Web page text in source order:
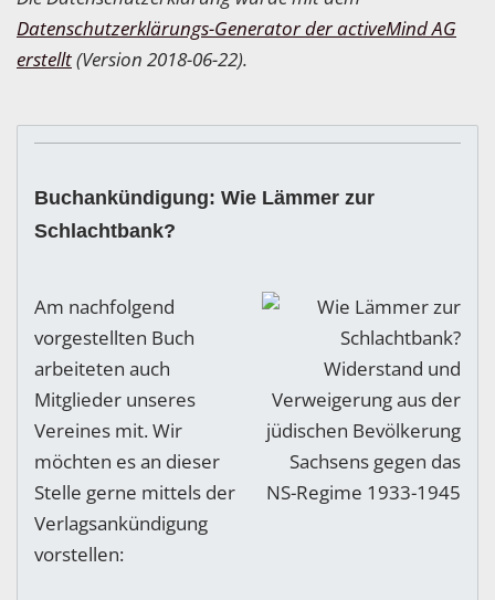
Datenschutzerklärungs-Generator der activeMind AG
erstellt(Version 2018-06-22).
Buchankündigung: Wie Lämmer zur
Schlachtbank?
Am nachfolgend
vorgestellten Buch
arbeiteten auch
Mitglieder unseres
Vereines mit. Wir
möchten es an dieser
Stelle gerne mittels der
Verlagsankündigung
vorstellen: